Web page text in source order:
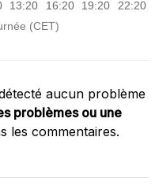
aucun problème
problèmes ou une
les commentaires.